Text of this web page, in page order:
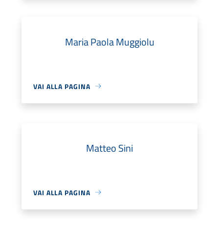
Maria Paola Muggiolu
VAI ALLA PAGINA
Matteo Sini
VAI ALLA PAGINA